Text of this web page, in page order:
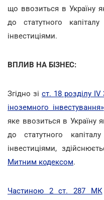
що ввозиться в Україну
до статутного
інвестиціями.
ВПЛИВ НА БІЗНЕС:
Згідно зі ст. 18 розділу
іноземного інвестування»
яке ввозиться в Україну
до статутного
інвестиціями,
Митним кодексом.
Частиною 2 ст. 287 МК